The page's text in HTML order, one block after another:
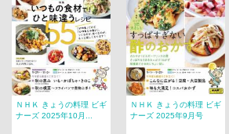
ＮＨＫ きょうの料理 ビギ
ナーズ 2025年10月...
ＮＨＫ きょうの料理 ビギ
ナーズ 2025年9月号